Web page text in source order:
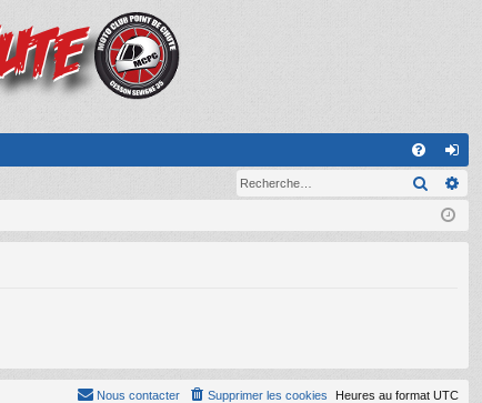
FA on
ne
Heures au format UTC
Supprimer les cookies
Nous contacter